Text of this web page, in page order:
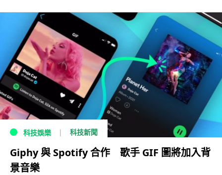
科技娛樂 科技新聞
Giphy 與 Spotify 合作 歌手 GIF 圖將加入背
景音樂